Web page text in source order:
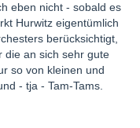
eben nicht - sobald es
Hurwitz eigentümlich
berücksichtigt,
die an sich sehr gute
so von kleinen und
- tja - Tam-Tams.